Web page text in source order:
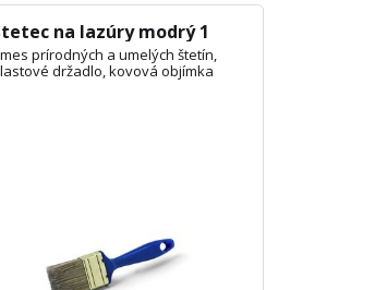
na lazúry modrý 1
prírodných a umelých štetín,
držadlo, kovová objímka